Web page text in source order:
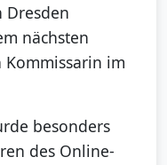
Dresden
nächsten
im
besonders
des Online-